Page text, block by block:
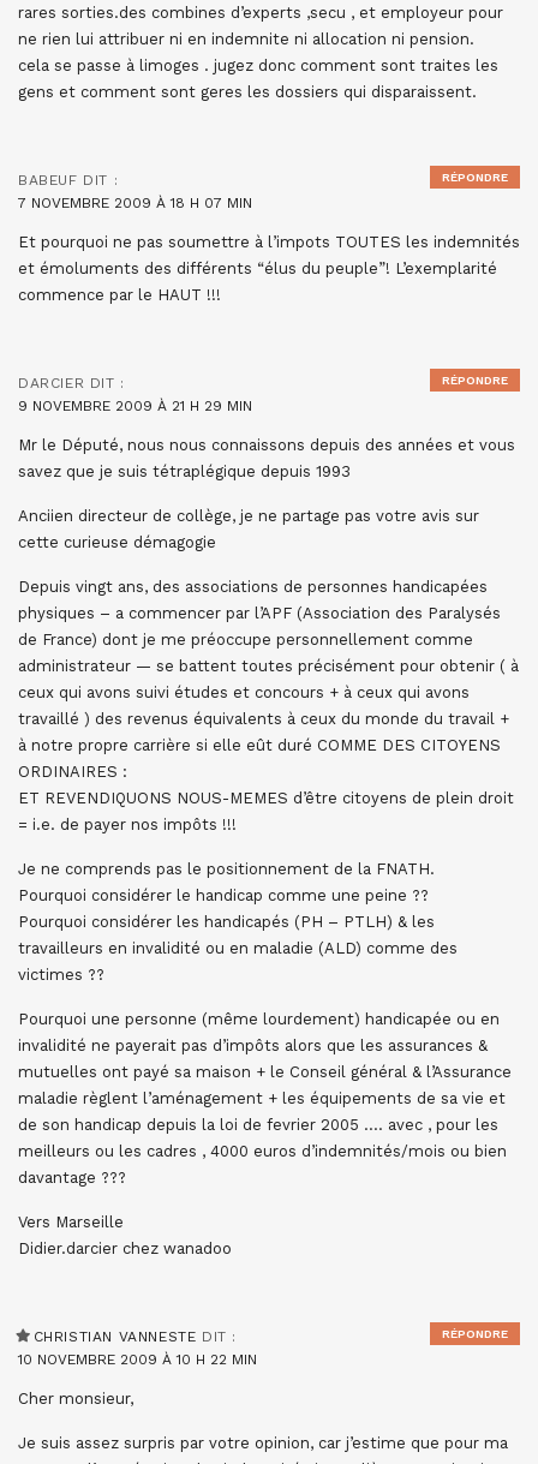
rares sorties.des combines d’experts ,secu , et employeur pour
ne rien lui attribuer ni en indemnite ni allocation ni pension.
cela se passe à limoges . jugez donc comment sont traites les
gens et comment sont geres les dossiers qui disparaissent.
BABEUF DIT :
7 NOVEMBRE 2009 À 18 H 07 MIN
Et pourquoi ne pas soumettre à l’impots TOUTES les indemnités
et émoluments des différents “élus du peuple”! L’exemplarité
commence par le HAUT !!!
RÉPONDRE
DARCIER DIT :
9 NOVEMBRE 2009 À 21 H 29 MIN
Mr le Député, nous nous connaissons depuis des années et vous
savez que je suis tétraplégique depuis 1993
Anciien directeur de collège, je ne partage pas votre avis sur
cette curieuse démagogie
Depuis vingt ans, des associations de personnes handicapées
physiques – a commencer par l’APF (Association des Paralysés
de France) dont je me préoccupe personnellement comme
administrateur — se battent toutes précisément pour obtenir ( à
ceux qui avons suivi études et concours + à ceux qui avons
travaillé ) des revenus équivalents à ceux du monde du travail +
à notre propre carrière si elle eût duré COMME DES CITOYENS
ORDINAIRES :
ET REVENDIQUONS NOUS-MEMES d’être citoyens de plein droit
= i.e. de payer nos impôts !!!
Je ne comprends pas le positionnement de la FNATH.
Pourquoi considérer le handicap comme une peine ??
Pourquoi considérer les handicapés (PH – PTLH) & les
travailleurs en invalidité ou en maladie (ALD) comme des
victimes ??
Pourquoi une personne (même lourdement) handicapée ou en
invalidité ne payerait pas d’impôts alors que les assurances &
mutuelles ont payé sa maison + le Conseil général & l’Assurance
maladie règlent l’aménagement + les équipements de sa vie et
de son handicap depuis la loi de fevrier 2005 …. avec , pour les
meilleurs ou les cadres , 4000 euros d’indemnités/mois ou bien
davantage ???
Vers Marseille
Didier.darcier chez wanadoo
RÉPONDRE
CHRISTIAN VANNESTE DIT :
10 NOVEMBRE 2009 À 10 H 22 MIN
Cher monsieur,
Je suis assez surpris par votre opinion, car j’estime que pour ma
RÉPONDRE